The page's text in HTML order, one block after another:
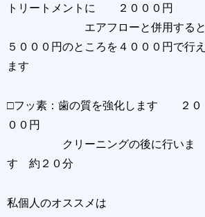
トリートメントに ２０００円
エアフローと併用すると
５０００円のところを４０００円で行え
ます
□フッ素：歯の質を強化します ２０
００円
クリーニングの後に行いま
す 約２０分
私個人のオススメは